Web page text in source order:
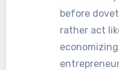
before
rather act